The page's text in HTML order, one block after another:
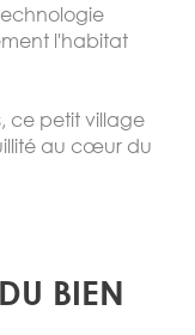
l'habitat
ce petit village
au cœur du
BIEN